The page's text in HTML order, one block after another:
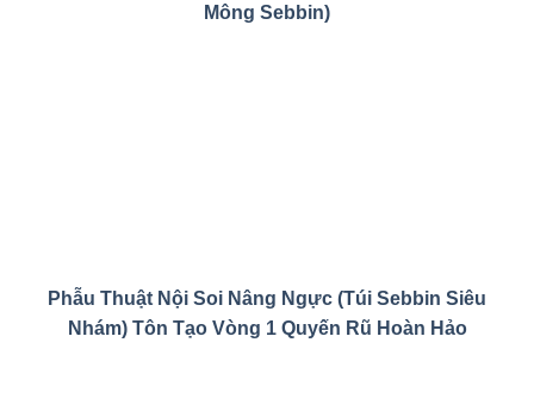
Mông Sebbin)
Phẫu Thuật Nội Soi Nâng Ngực (Túi Sebbin Siêu
Nhám) Tôn Tạo Vòng 1 Quyến Rũ Hoàn Hảo